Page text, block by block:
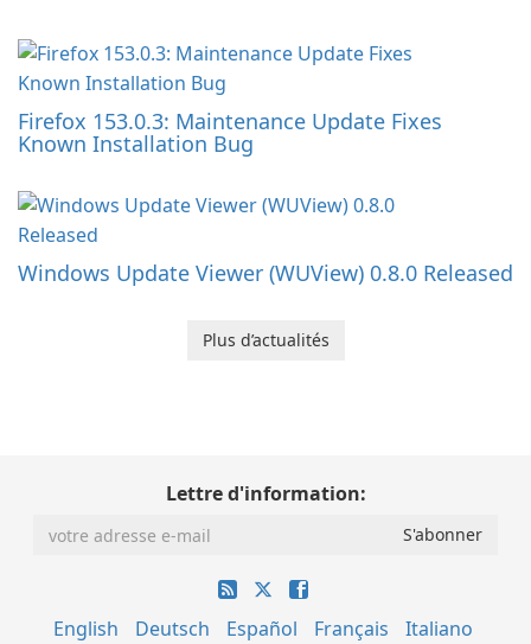
Firefox 153.0.3: Maintenance Update Fixes
Known Installation Bug
Windows Update Viewer (WUView) 0.8.0 Released
Plus d’actualités
Lettre d'information:
English Deutsch Español Français
Italiano